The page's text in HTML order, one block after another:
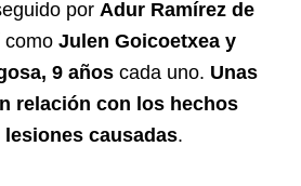
por Adur Ramírez de
como Julen Goicoetxea y
9 años cada uno. Unas
relación con los hechos
causadas.